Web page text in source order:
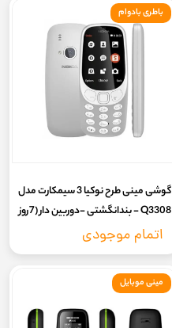
گوشی مینی طرح نوکیا 3 سیمکارت مدل
Q3308 - بندانگشتی -دوربین دار (7روز
گارانتی سلامت + رجیستر با کد
فعالسازی)
اتمام موجودی
باطری بادوام
مینی موبایل